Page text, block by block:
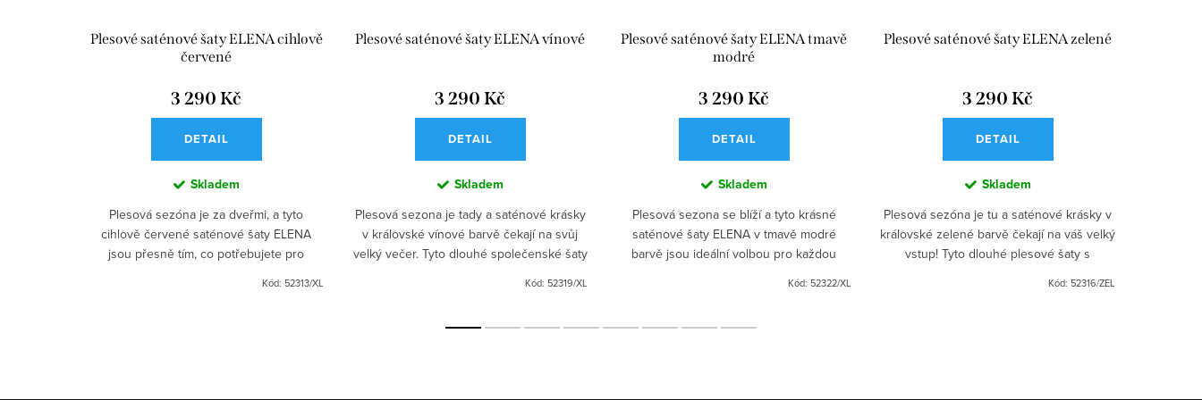
Plesové saténové šaty ELENA cihlově
červené
3 290 Kč
DETAIL
Skladem
Plesová sezóna je za dveřmi, a tyto
cihlově červené saténové šaty ELENA
jsou přesně tím, co potřebujete pro
večer. S jejich dlouhou sukní se...
Kód: 52313/XL
Plesové saténové šaty ELENA vínové
3 290 Kč
DETAIL
Skladem
Plesová sezona je tady a saténové krásky
v královské vínové barvě čekají na svůj
velký večer. Tyto dlouhé společenské šaty
Kód: 52319/XL
Plesové saténové šaty ELENA tmavě
modré
3 290 Kč
DETAIL
Skladem
Plesová sezona se blíží a tyto krásné
saténové šaty ELENA v tmavě modré
barvě jsou ideální volbou pro každou
nebo maturitní ples. S...
Kód: 52322/XL
Plesové saténové šaty ELENA zelené
3 290 Kč
DETAIL
Skladem
Plesová sezóna je tu a saténové krásky v
královské zelené barvě čekají na váš velký
vstup! Tyto dlouhé plesové šaty s
Kód: 52316/ZEL